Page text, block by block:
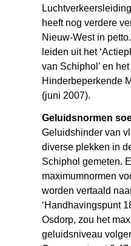
heeft nog verdere
Nieuw-West in
leiden uit het
van Schiphol’ en
Hinderbeperkende
(juni 2007).
Geluidsnormen
Geluidshinder van
diverse plekken in
Schiphol gemeten.
maximumnormen
worden vertaald
‘Handhavingspunt
Osdorp, zou het
geluidsniveau